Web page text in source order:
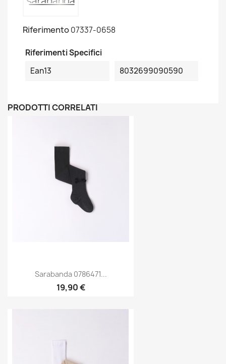
Riferimento07337-0658
Riferimenti Specifici
Ean13
8032699090590
PRODOTTI CORRELATI
Sarabanda 0786471...
19,90 €